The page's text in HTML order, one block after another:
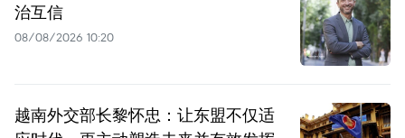
治互信
08/08/2026 10:20
越南外交部长黎怀忠：让东盟不仅适